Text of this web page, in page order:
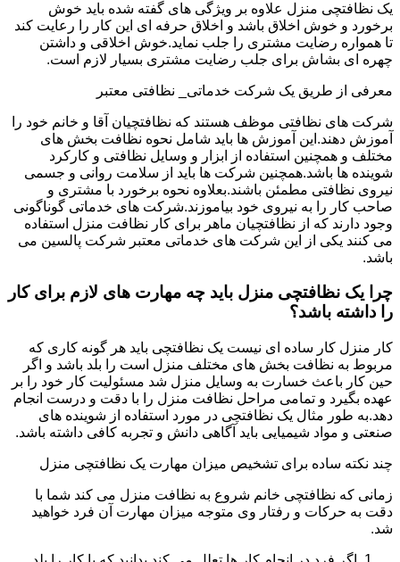
یک نظافتچی منزل علاوه بر ویژگی های گفته شده باید خوش
برخورد و خوش اخلاق باشد و اخلاق حرفه ای این کار را رعایت کند
تا همواره رضایت مشتری را جلب نماید.خوش اخلاقی و داشتن
چهره ای بشاش برای جلب رضایت مشتری بسیار لازم است.
معرفی از طریق یک شرکت خدماتی_ نظافتی معتبر
شرکت های نظافتی موظف هستند که نظافتچیان آقا و خانم خود را
آموزش دهند.این آموزش ها باید شامل نحوه نظافت بخش های
مختلف و همچنین استفاده از ابزار و وسایل نظافتی و کارکرد
شوینده ها باشد.همچنین شرکت ها باید از سلامت روانی و جسمی
نیروی نظافتی مطمئن باشند.بعلاوه نحوه برخورد با مشتری و
صاحب کار را به نیروی خود بیاموزند.شرکت های خدماتی گوناگونی
وجود دارند که از نظافتچیان ماهر برای کار نظافت منزل استفاده
می کنند یکی از این شرکت های خدماتی معتبر شرکت پالسین می
باشد.
چرا یک نظافتچی منزل باید چه مهارت های لازم برای کار
را داشته باشد؟
کار منزل کار ساده ای نیست یک نظافتچی باید هر گونه کاری که
مربوط به نظافت بخش های مختلف منزل است را بلد باشد و اگر
حین کار باعث خسارت به وسایل منزل شد مسئولیت کار خود را بر
عهده بگیرد و تمامی مراحل نظافت منزل را با دقت و درست انجام
دهد.به طور مثال یک نظافتچی در مورد استفاده از شوینده های
صنعتی و مواد شیمیایی باید آگاهی دانش و تجربه کافی داشته باشد.
چند نکته ساده برای تشخیص میزان مهارت یک نظافتچی منزل
زمانی که نظافتچی خانم شروع به نظافت منزل می کند شما با
دقت به حرکات و رفتار وی متوجه میزان مهارت آن فرد خواهید
شد.